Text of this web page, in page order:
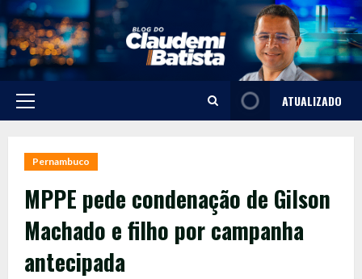
Skip
to
content
Primary
ATUALIZADO
Pernambuco
MPPE pede condenação de Gilson
Machado e filho por campanha
antecipada